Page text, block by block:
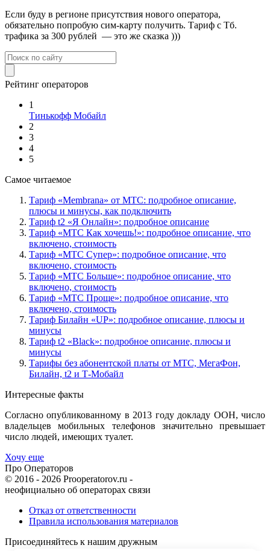
Если буду в регионе присутствия нового оператора,
обязательно попробую сим-карту получить. Тариф с Тб.
трафика за 300 рублей — это же сказка )))
Рейтинг операторов
1
Тинькофф Мобайл
2
3
4
5
Самое читаемое
Тариф «Membrana» от МТС: подробное описание,
плюсы и минусы, как подключить
Тариф t2 «Я Онлайн»: подробное описание
Тариф «МТС Как хочешь!»: подробное описание, что
включено, стоимость
Тариф «МТС Супер»: подробное описание, что
включено, стоимость
Тариф «МТС Больше»: подробное описание, что
включено, стоимость
Тариф «МТС Проще»: подробное описание, что
включено, стоимость
Тариф Билайн «UP»: подробное описание, плюсы и
минусы
Тариф t2 «Black»: подробное описание, плюсы и
минусы
Тарифы без абонентской платы от МТС, МегаФон,
Билайн, t2 и Т-Мобайл
Интересные факты
Согласно опубликованному в 2013 году докладу ООН, число
владельцев мобильных телефонов значительно превышает
число людей, имеющих туалет.
Хочу еще
Про Операторов
© 2016 - 2026 Prooperatorov.ru -
неофициально об операторах связи
Отказ от ответственности
Правила использования материалов
Присоединяйтесь к нашим дружным